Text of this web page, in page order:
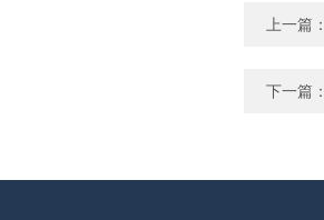
上一篇
下一篇